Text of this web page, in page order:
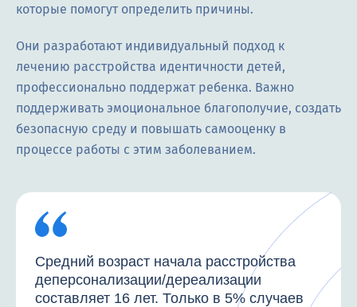
которые помогут определить причины.
Они разработают индивидуальный подход к
лечению расстройства идентичности детей,
профессионально поддержат ребенка. Важно
поддерживать эмоциональное благополучие, создать
безопасную среду и повышать самооценку в
процессе работы с этим заболеванием.
Средний возраст начала расстройства
деперсонализации/дереализации
составляет 16 лет. Только в 5% случаев